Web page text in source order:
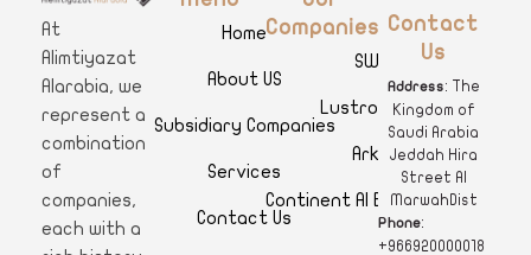
A
limtiyazat Alarabia
At
Alimtiyazat
Alarabia, we
represent a
combination
of
companies,
each with a
Home
About US
Subsidiary Companies
Services
Contact Us
Companies
SWAR
Lustro Clinics
Arkan
Continent Al Ertiqaa Hotel
Contact
Us
Address: The
Kingdom of
Saudi Arabia
Jeddah Hira
Street Al
MarwahDist
Phone:
+966920000018